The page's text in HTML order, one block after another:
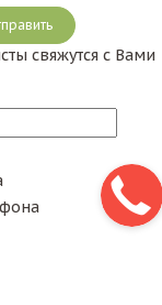
свяжутся с Вами